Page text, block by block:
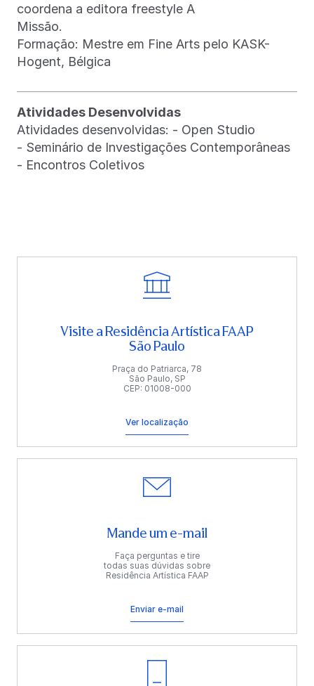
coordena a editora freestyle A
Missão.
Formação: Mestre em Fine Arts pelo KASK-
Hogent, Bélgica
Atividades Desenvolvidas
Atividades desenvolvidas: - Open Studio
- Seminário de Investigações Contemporâneas
- Encontros Coletivos
Visite a Residência Artística FAAP
São Paulo
Praça do Patriarca, 78
São Paulo, SP
CEP: 01008-000
Ver localização
Mande um e-mail
Faça perguntas e tire
todas suas dúvidas sobre
Residência Artística FAAP
Enviar e-mail